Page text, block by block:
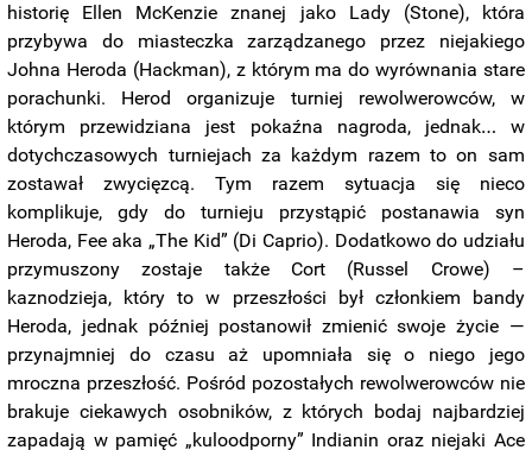
historię Ellen McKenzie znanej jako Lady (Stone), która
przybywa do miasteczka zarządzanego przez niejakiego
Johna Heroda (Hackman), z którym ma do wyrównania stare
porachunki. Herod organizuje turniej rewolwerowców, w
którym przewidziana jest pokaźna nagroda, jednak… w
dotychczasowych turniejach za każdym razem to on sam
zostawał zwycięzcą. Tym razem sytuacja się nieco
komplikuje, gdy do turnieju przystąpić postanawia syn
Heroda, Fee aka „The Kid” (Di Caprio). Dodatkowo do udziału
przymuszony zostaje także Cort (Russel Crowe) –
kaznodzieja, który to w przeszłości był członkiem bandy
Heroda, jednak później postanowił zmienić swoje życie —
przynajmniej do czasu aż upomniała się o niego jego
mroczna przeszłość. Pośród pozostałych rewolwerowców nie
brakuje ciekawych osobników, z których bodaj najbardziej
zapadają w pamięć „kuloodporny” Indianin oraz niejaki Ace